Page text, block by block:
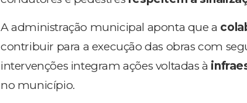
A administração municipal aponta que a
contribuir para a execução das obras com
intervenções integram ações voltadas à
no município.